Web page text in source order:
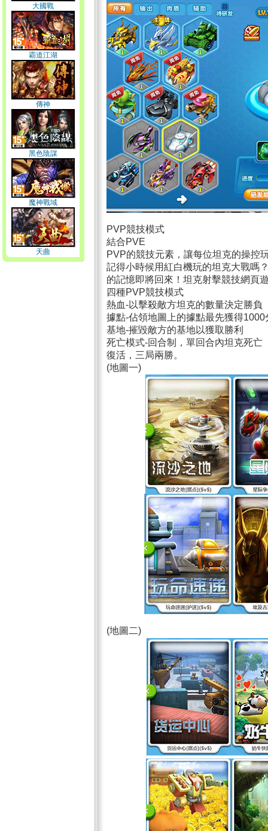
大國戰
霸道江湖
傳神
黑色陰謀
魔神戰域
天曲
PVP競技模式
結合PVE
PVP的競技元素，讓每位坦克的操控
記得小時候用紅白機玩的坦克大戰嗎
的記憶即將回來！坦克射擊競技網頁
四種PVP競技模式
熱血-以擊殺敵方坦克的數量決定勝負
據點-佔領地圖上的據點最先獲得1000
基地-摧毀敵方的基地以獲取勝利
死亡模式-回合制，單回合內坦克死亡
復活，三局兩勝。
(地圖一)
(地圖二)